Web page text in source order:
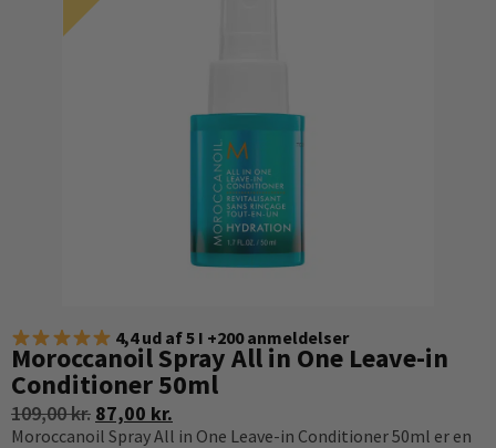
4,4 ud af 5 I +200 anmeldelser
Moroccanoil Spray All in One Leave-in
Conditioner 50ml
109,00kr. 87,00 kr.
Moroccanoil Spray All in One Leave-in Conditioner 50ml er en